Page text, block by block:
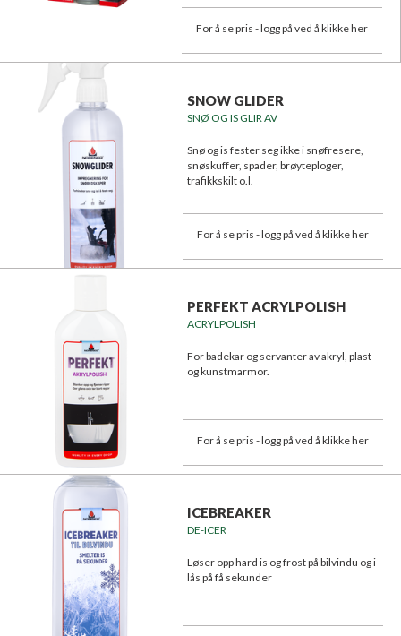
For å se pris - logg på ved å klikke her
SNOW GLIDER
SNØ OG IS GLIR AV
Snø og is fester seg ikke i snøfresere,
snøskuffer, spader, brøyteploger,
trafikkskilt o.l.
For å se pris - logg på ved å klikke her
PERFEKT ACRYLPOLISH
ACRYLPOLISH
For badekar og servanter av akryl, plast
og kunstmarmor.
For å se pris - logg på ved å klikke her
ICEBREAKER
DE-ICER
Løser opp hard is og frost på bilvindu og i
lås på få sekunder